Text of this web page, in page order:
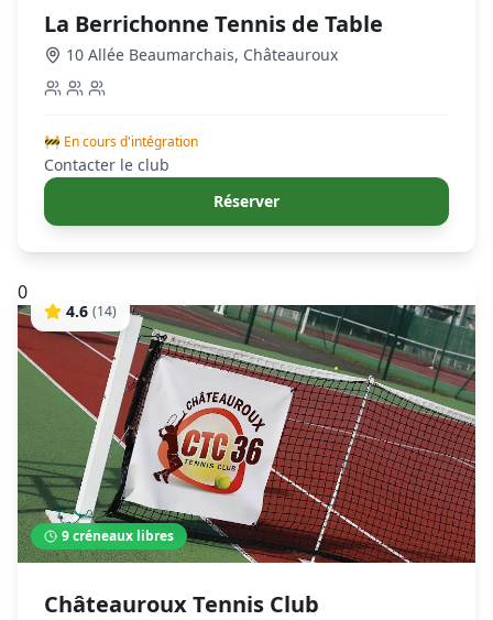
La Berrichonne Tennis de Table
10 Allée Beaumarchais, Châteauroux
🚧 En cours d'intégration
Contacter le club
Réserver
0
4.6 (14)
9créneaux libres
Châteauroux Tennis Club